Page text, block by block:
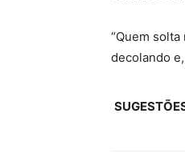
“Quem
decolando